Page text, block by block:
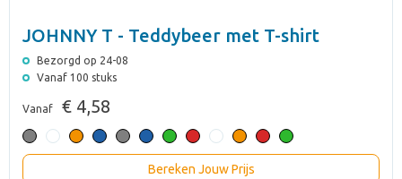
JOHNNY T - Teddybeer met T-shirt
Bezorgd op 24-08
Vanaf 100 stuks
Vanaf € 4,58
Bereken Jouw Prijs